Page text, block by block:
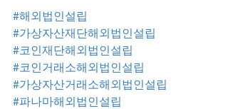
#해외법인설립
#가상자산재단해외법인설립
#코인재단해외법인설립
#코인거래소해외법인설립
#가상자산거래소해외법인설립
#파나마해외법인설립